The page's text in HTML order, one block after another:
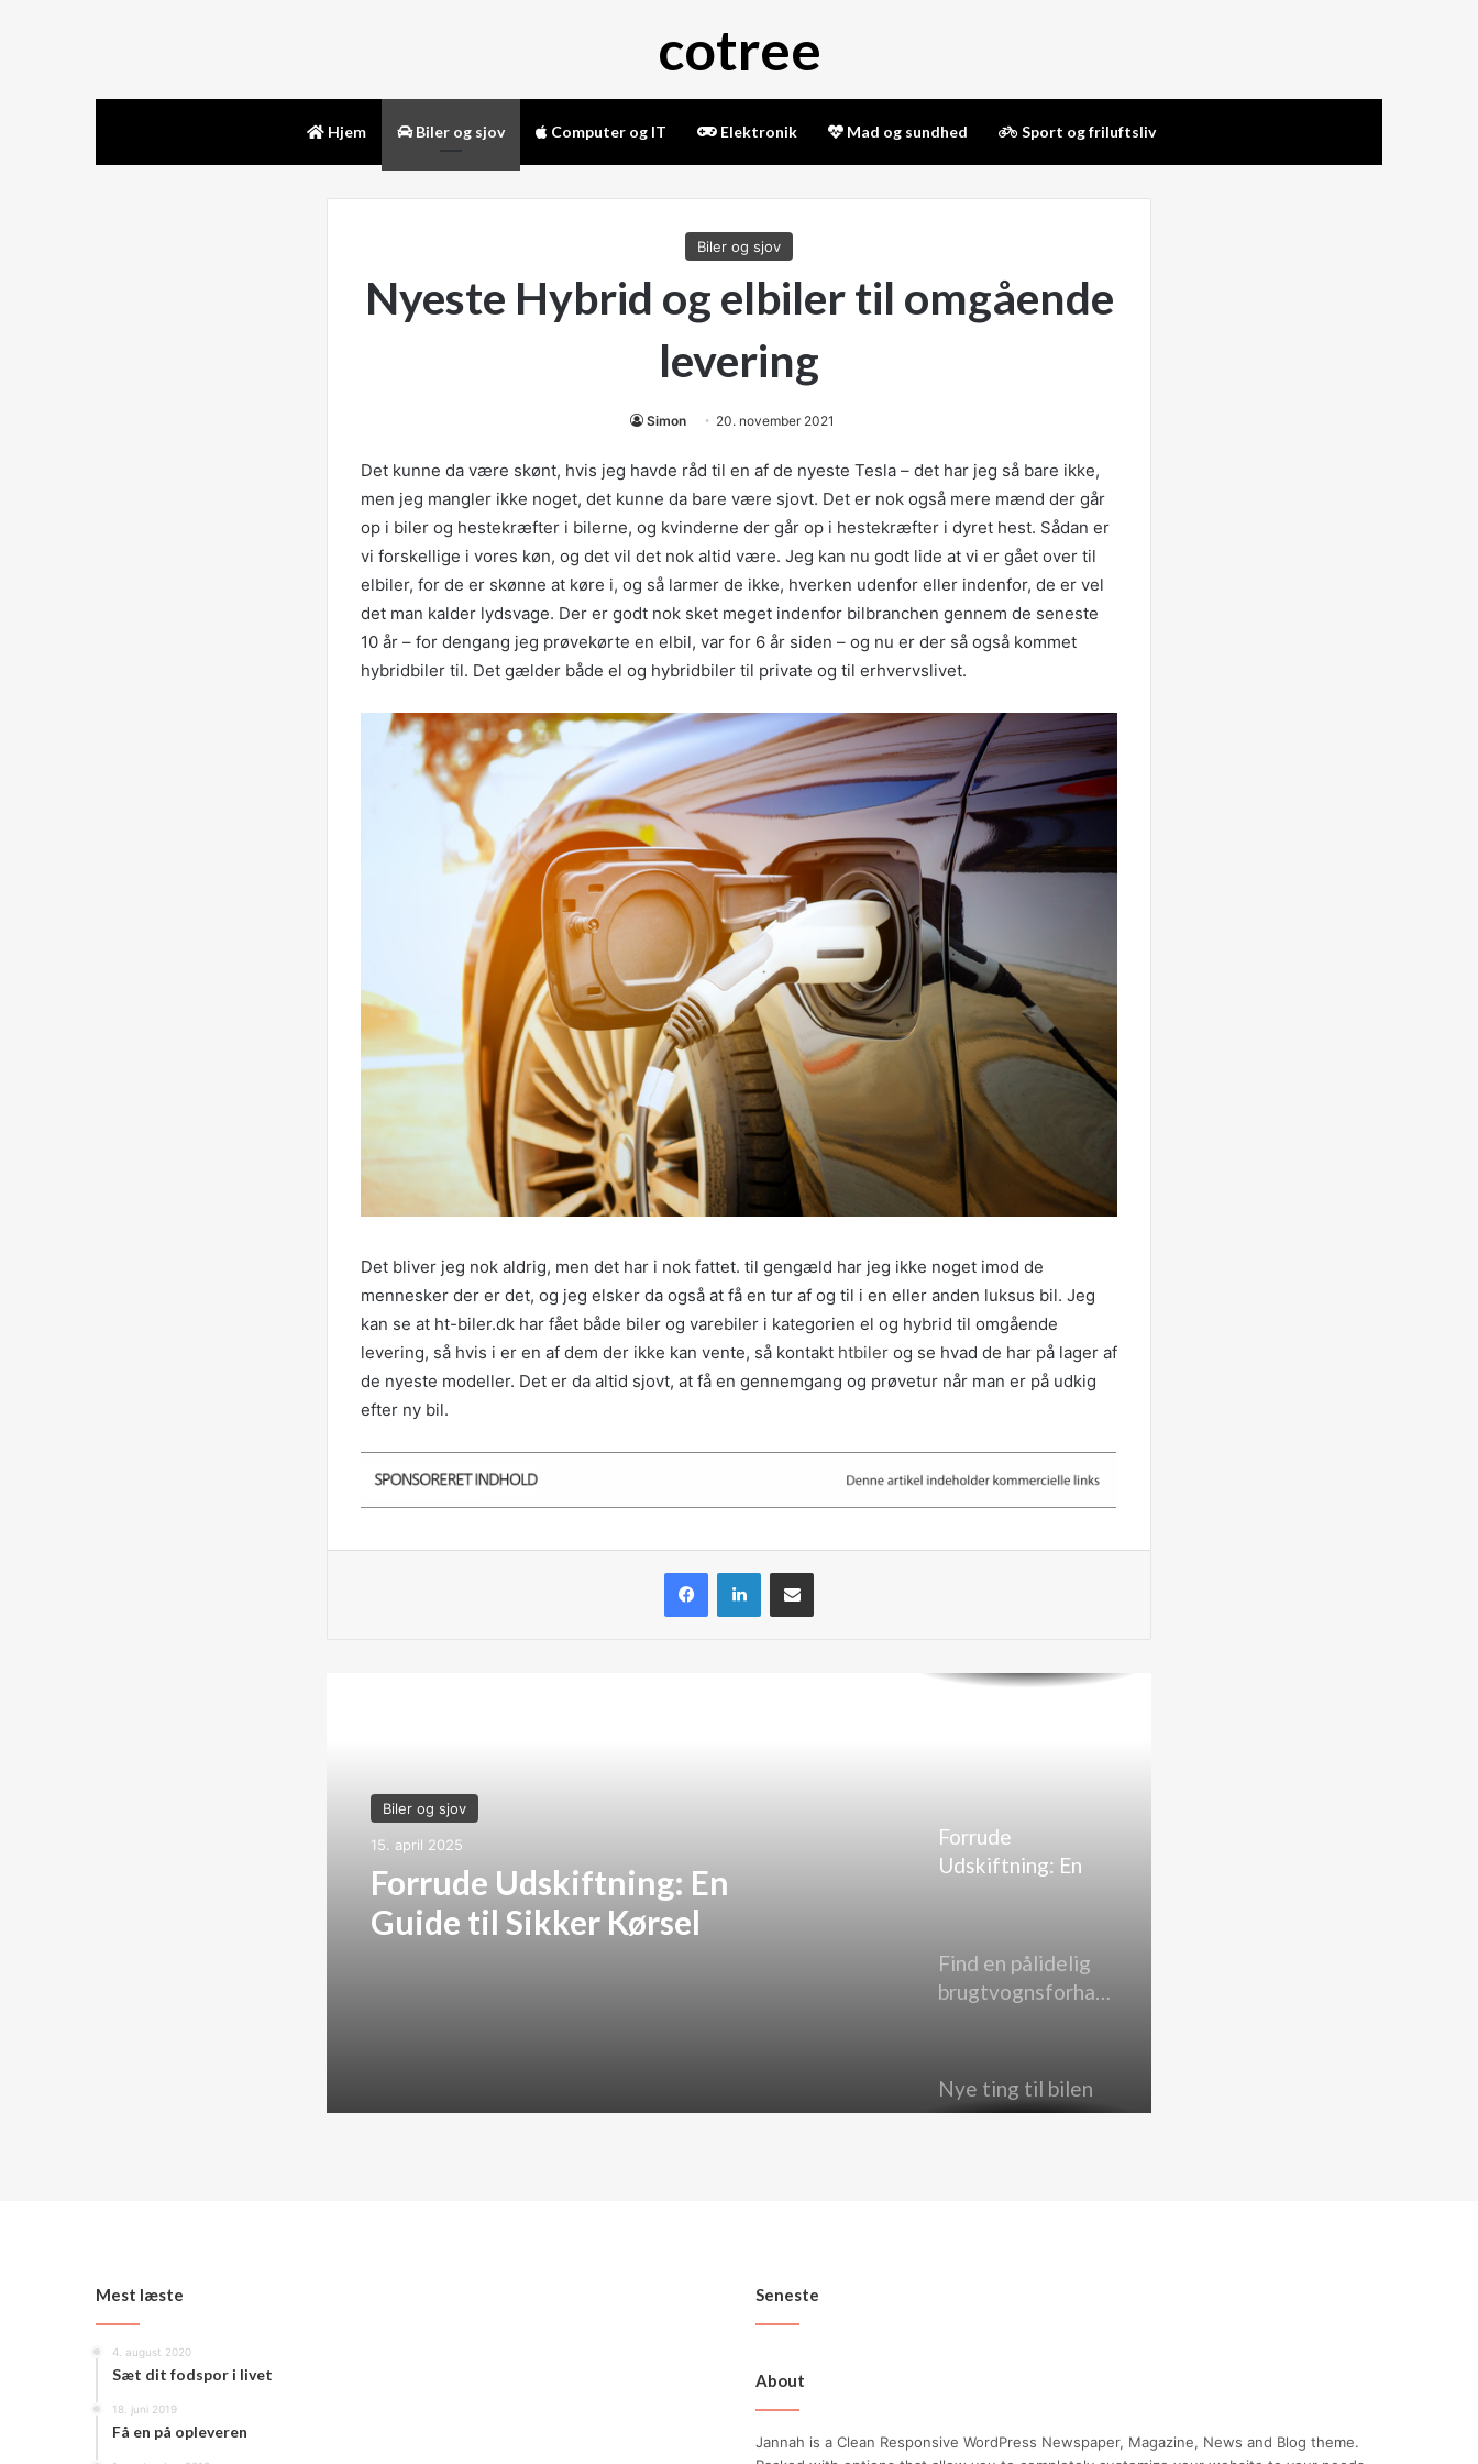
cotree
Hjem Biler og sjov Computer og IT Elektronik Mad og sundhed Sport og friluftsliv
Biler og sjov
Nyeste Hybrid og elbiler til omgående
levering
Simon 20. november 2021
Det kunne da være skønt, hvis jeg havde råd til en af de nyeste Tesla – det har jeg så bare ikke,
men jeg mangler ikke noget, det kunne da bare være sjovt. Det er nok også mere mænd der går
op i biler og hestekræfter i bilerne, og kvinderne der går op i hestekræfter i dyret hest. Sådan er
vi forskellige i vores køn, og det vil det nok altid være. Jeg kan nu godt lide at vi er gået over til
elbiler, for de er skønne at køre i, og så larmer de ikke, hverken udenfor eller indenfor, de er vel
det man kalder lydsvage. Der er godt nok sket meget indenfor bilbranchen gennem de seneste
10 år – for dengang jeg prøvekørte en elbil, var for 6 år siden – og nu er der så også kommet
hybridbiler til. Det gælder både el og hybridbiler til private og til erhvervslivet.
Det bliver jeg nok aldrig, men det har i nok fattet. til gengæld har jeg ikke noget imod de
mennesker der er det, og jeg elsker da også at få en tur af og til i en eller anden luksus bil. Jeg
kan se at ht-biler.dk har fået både biler og varebiler i kategorien el og hybrid til omgående
levering, så hvis i er en af dem der ikke kan vente, så kontakt htbiler og se hvad de har på lager af
de nyeste modeller. Det er da altid sjovt, at få en gennemgang og prøvetur når man er på udkig
efter ny bil.
FacebookLinkedInDel via e-mail
Biler og sjov
15. april 2025
Forrude Udskiftning: En
Guide til Sikker Kørsel
Forrude
Udskiftning: En
Find en pålidelig
brugtvognsforhandler
Nye ting til bilen
Mest læste
4. august 2020
Sæt dit fodspor i livet
18. juni 2019
Få en på opleveren
Seneste
About
Jannah is a Clean Responsive WordPress Newspaper, Magazine, News and Blog theme.